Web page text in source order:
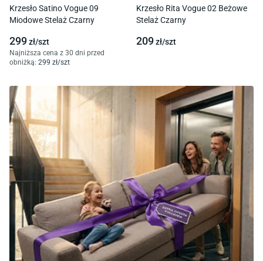
Krzesło Satino Vogue 09
Miodowe Stelaż Czarny
299zł/szt
Najniższa cena z 30 dni przed
obniżką: 299 zł/szt
Krzesło Rita Vogue 02 Beżowe
Stelaż Czarny
209zł/szt